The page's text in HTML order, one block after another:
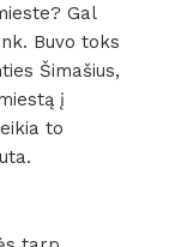
Gal
Buvo toks
Šimašius,
į
to